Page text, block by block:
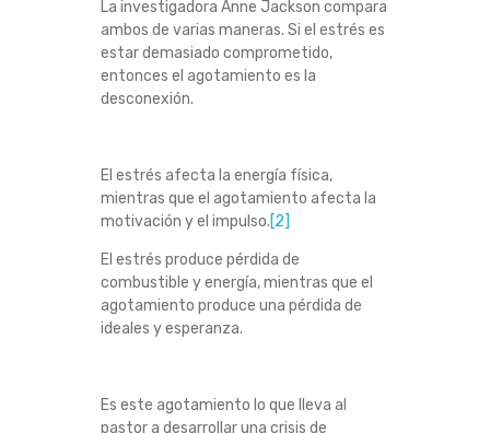
La investigadora Anne Jackson compara
ambos de varias maneras. Si el estrés es
estar demasiado comprometido,
entonces el agotamiento es la
desconexión.
El estrés afecta la energía física,
mientras que el agotamiento afecta la
motivación y el impulso.[2]
El estrés produce pérdida de
combustible y energía, mientras que el
agotamiento produce una pérdida de
ideales y esperanza.
Es este agotamiento lo que lleva al
pastor a desarrollar una crisis de